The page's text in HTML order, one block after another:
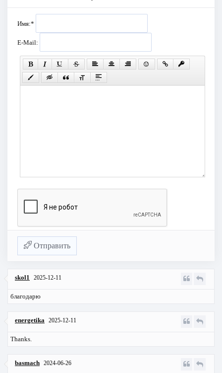
Имя:*
E-Mail:
Отправить
skol1 2025-12-11
благодарю
energetika 2025-12-11
Thanks.
basmach 2024-06-26